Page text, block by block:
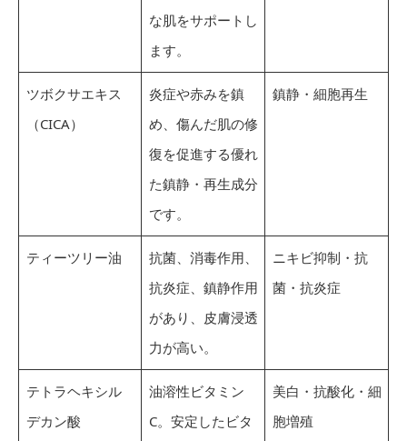
な肌をサポートし
ます。
ツボクサエキス
（CICA）
炎症や赤みを鎮
め、傷んだ肌の修
復を促進する優れ
た鎮静・再生成分
です。
鎮静・細胞再生
ティーツリー油
抗菌、消毒作用、
抗炎症、鎮静作用
があり、皮膚浸透
力が高い。
ニキビ抑制・抗
菌・抗炎症
テトラヘキシル
デカン酸
油溶性ビタミン
C。安定したビタ
美白・抗酸化・細
胞増殖